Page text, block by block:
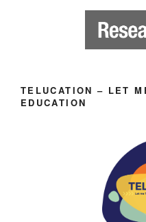
TELUCATION – LET
EDUCATION